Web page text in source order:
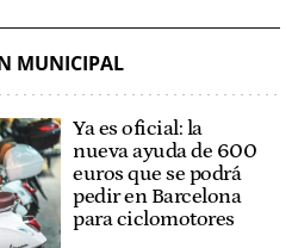
MUNICIPAL
Ya es oficial: la
nueva ayuda de 600
euros que se podrá
pedir en Barcelona
para ciclomotores